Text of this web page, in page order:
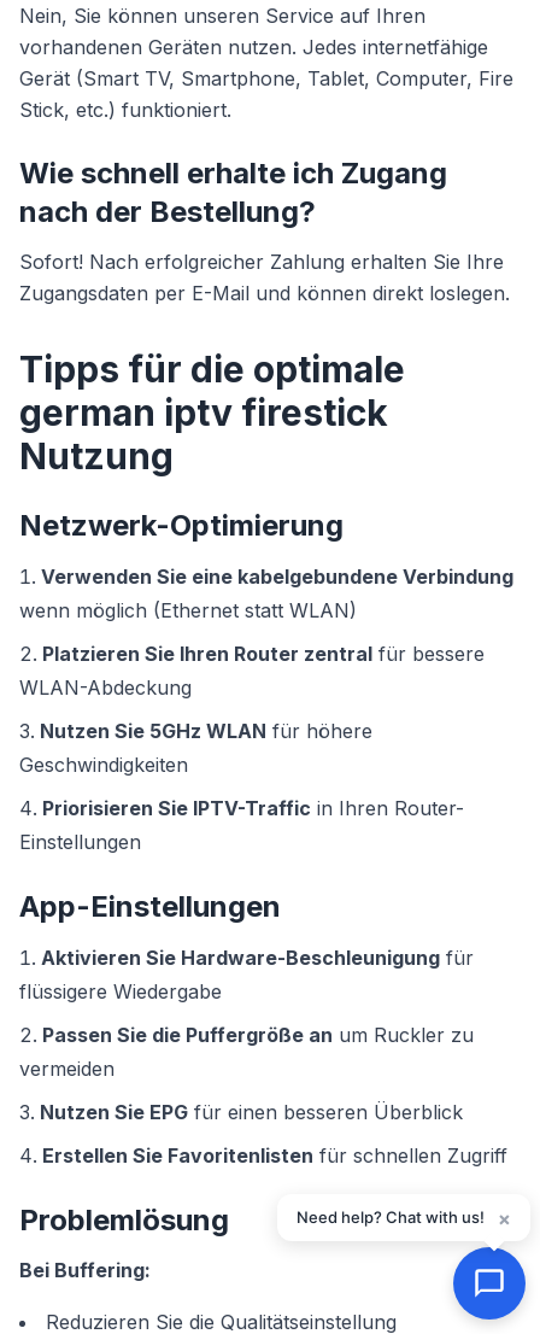
Nein, Sie können unseren Service auf Ihren
vorhandenen Geräten nutzen. Jedes internetfähige
Gerät (Smart TV, Smartphone, Tablet, Computer, Fire
Stick, etc.) funktioniert.
Wie schnell erhalte ich Zugang
nach der Bestellung?
Sofort! Nach erfolgreicher Zahlung erhalten Sie Ihre
Zugangsdaten per E-Mail und können direkt loslegen.
Tipps für die optimale
german iptv firestick
Nutzung
Netzwerk-Optimierung
Verwenden Sie eine kabelgebundene Verbindung
wenn möglich (Ethernet statt WLAN)
Platzieren Sie Ihren Router zentral für bessere
WLAN-Abdeckung
Nutzen Sie 5GHz WLAN für höhere
Geschwindigkeiten
Priorisieren Sie IPTV-Traffic in Ihren Router-
Einstellungen
App-Einstellungen
Aktivieren Sie Hardware-Beschleunigung für
flüssigere Wiedergabe
Passen Sie die Puffergröße an um Ruckler zu
vermeiden
Nutzen Sie EPG für einen besseren Überblick
Erstellen Sie Favoritenlisten für schnellen Zugriff
Problemlösung
Bei Buffering:
Reduzieren Sie die Qualitätseinstellung
Need help? Chat with us! ×